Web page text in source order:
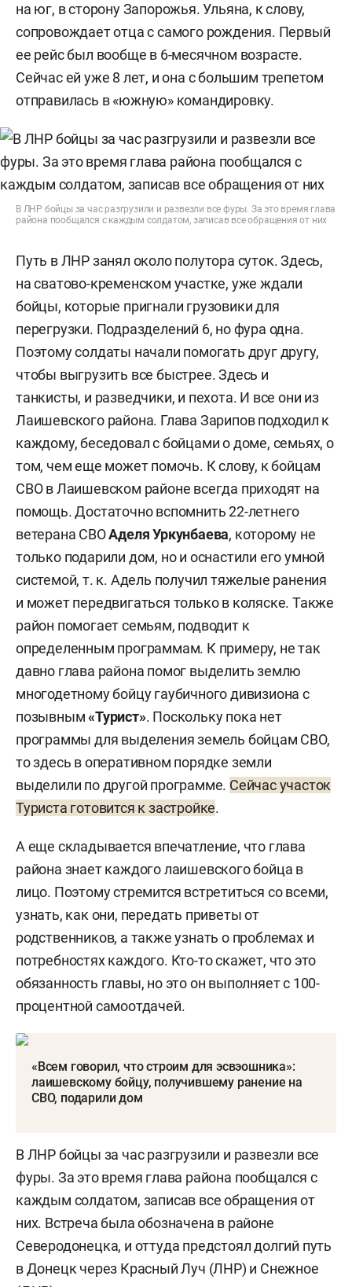
на юг, в сторону Запорожья. Ульяна, к слову,
сопровождает отца с самого рождения. Первый
ее рейс был вообще в 6-месячном возрасте.
Сейчас ей уже 8 лет, и она с большим трепетом
отправилась в «южную» командировку.
В ЛНР бойцы за час разгрузили и развезли все фуры. За это время глава
района пообщался с каждым солдатом, записав все обращения от них
Путь в ЛНР занял около полутора суток. Здесь,
на сватово-кременском участке, уже ждали
бойцы, которые пригнали грузовики для
перегрузки. Подразделений 6, но фура одна.
Поэтому солдаты начали помогать друг другу,
чтобы выгрузить все быстрее. Здесь и
танкисты, и разведчики, и пехота. И все они из
Лаишевского района. Глава Зарипов подходил к
каждому, беседовал с бойцами о доме, семьях, о
том, чем еще может помочь. К слову, к бойцам
СВО в Лаишевском районе всегда приходят на
помощь. Достаточно вспомнить 22-летнего
ветерана СВОАделя Уркунбаева, которому не
только подарили дом, но и оснастили его умной
системой, т. к. Адель получил тяжелые ранения
и может передвигаться только в коляске. Также
район помогает семьям, подводит к
определенным программам. К примеру, не так
давно глава района помог выделить землю
многодетному бойцу гаубичного дивизиона с
позывным«Турист». Поскольку пока нет
программы для выделения земель бойцам СВО,
то здесь в оперативном порядке земли
выделили по другой программе. Сейчас участок
Туриста готовится к застройке.
А еще складывается впечатление, что глава
района знает каждого лаишевского бойца в
лицо. Поэтому стремится встретиться со всеми,
узнать, как они, передать приветы от
родственников, а также узнать о проблемах и
потребностях каждого. Кто-то скажет, что это
обязанность главы, но это он выполняет с 100-
процентной самоотдачей.
«Всем говорил, что строим для эсвэошника»:
лаишевскому бойцу, получившему ранение на
СВО, подарили дом
В ЛНР бойцы за час разгрузили и развезли все
фуры. За это время глава района пообщался с
каждым солдатом, записав все обращения от
них. Встреча была обозначена в районе
Северодонецка, и оттуда предстоял долгий путь
в Донецк через Красный Луч (ЛНР) и Снежное